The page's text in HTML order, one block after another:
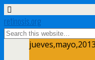
retinosis.org